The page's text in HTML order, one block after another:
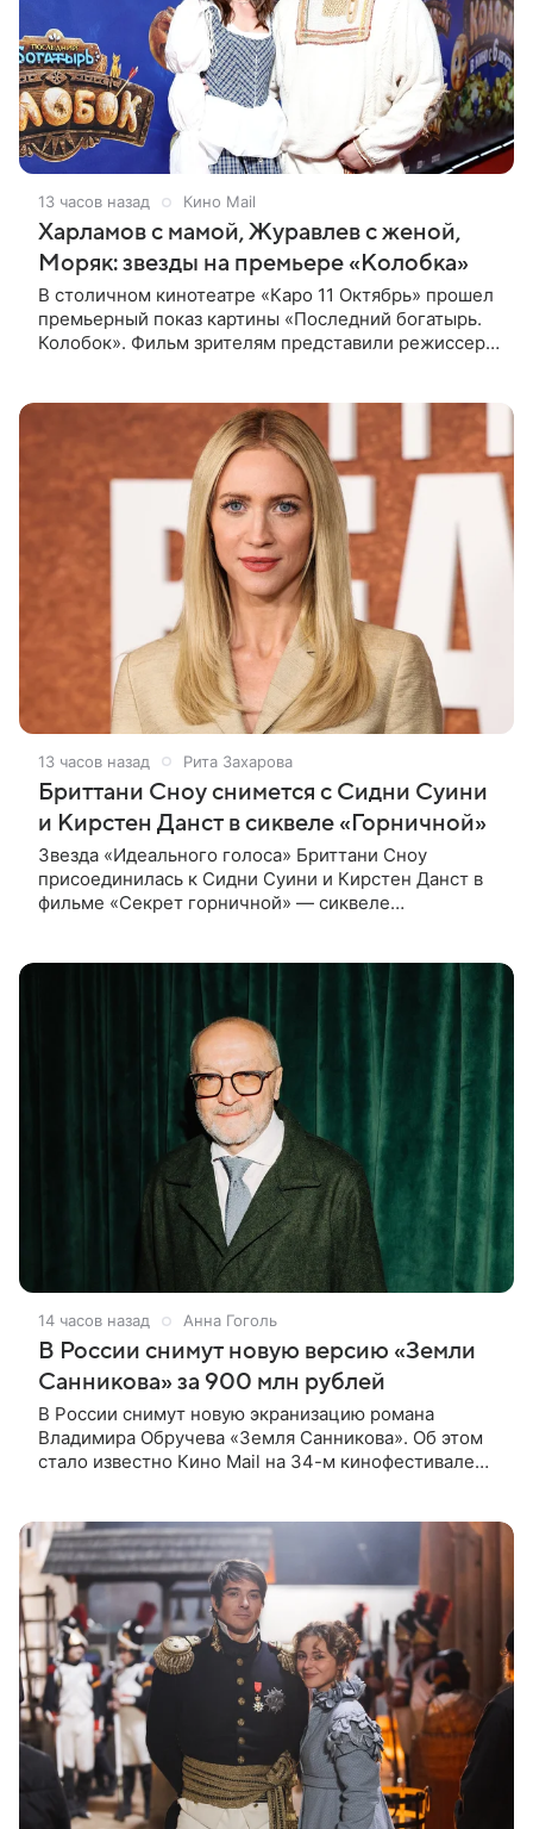
13 часов назад Кино Mail
Харламов с мамой, Журавлев с женой,
Моряк: звезды на премьере «Колобка»
В столичном кинотеатре «Каро 11 Октябрь» прошел
премьерный показ картины «Последний богатырь.
Колобок». Фильм зрителям представили режиссер
13 часов назад Рита Захарова
Бриттани Сноу снимется с Сидни Суини
и Кирстен Данст в сиквеле «Горничной»
Звезда «Идеального голоса» Бриттани Сноу
присоединилась к Сидни Суини и Кирстен Данст в
фильме «Секрет горничной» — сиквеле
14 часов назад Анна Гоголь
В России снимут новую версию «Земли
Санникова» за 900 млн рублей
В России снимут новую экранизацию романа
Владимира Обручева «Земля Санникова». Об этом
стало известно Кино Mail на 34-м кинофестивале